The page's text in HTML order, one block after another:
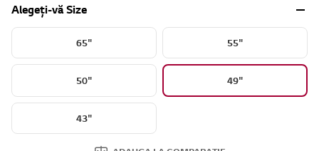
Alegeți-vă Size
65" 55"
50" 49"
43"